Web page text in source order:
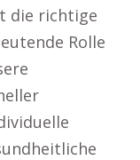
die richtige
Rolle